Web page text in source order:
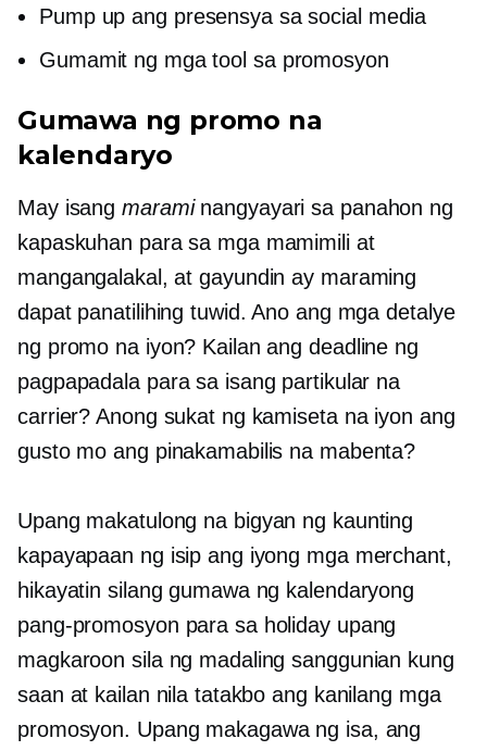
Pump up ang presensya sa social media
Gumamit ng mga tool sa promosyon
Gumawa ng promo na
kalendaryo
May isang maraminangyayari sa panahon ng
kapaskuhan para sa mga mamimili at
mangangalakal, at gayundin ay maraming
dapat panatilihing tuwid. Ano ang mga detalye
ng promo na iyon? Kailan ang deadline ng
pagpapadala para sa isang partikular na
carrier? Anong sukat ng kamiseta na iyon ang
gusto mo ang pinakamabilis na mabenta?
Upang makatulong na bigyan ng kaunting
kapayapaan ng isip ang iyong mga merchant,
hikayatin silang gumawa ng kalendaryong
pang-promosyon para sa holiday upang
magkaroon sila ng madaling sanggunian kung
saan at kailan nila tatakbo ang kanilang mga
promosyon. Upang makagawa ng isa, ang